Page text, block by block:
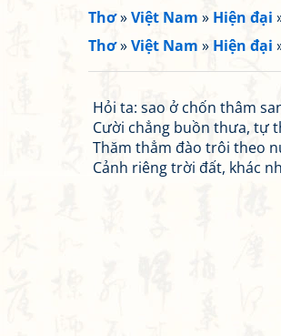
Thơ»Việt Nam » Hiện đại
Thơ»Việt Nam » Hiện đại
Hỏi ta: sao ở chốn thâm
Cười chẳng buồn thưa, tự
Thăm thẳm đào trôi theo
Cảnh riêng trời đất, khác